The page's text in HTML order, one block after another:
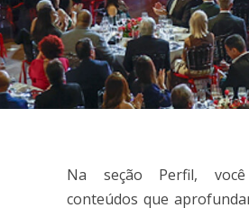
Na seção Perfil, você
conteúdos que